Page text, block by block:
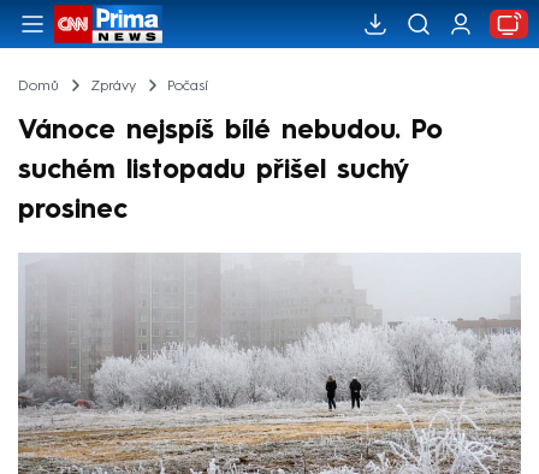
Domů Zprávy Počasí
Vánoce nejspíš bílé nebudou. Po
suchém listopadu přišel suchý
prosinec